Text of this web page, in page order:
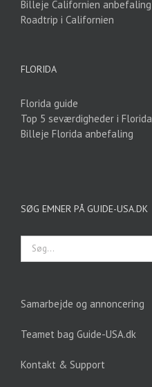
Billeje Californien anbefaling
Roadtrip i Californien
FLORIDA
Florida guide
Top 5 seværdigheder i Florida
Billeje Florida anbefaling
SØG EMNER PÅ GUIDE-USA.DK
Søg
efter:
Samarbejde og annoncering
Teamet bag Guide-USA.dk
Kontakt & Support